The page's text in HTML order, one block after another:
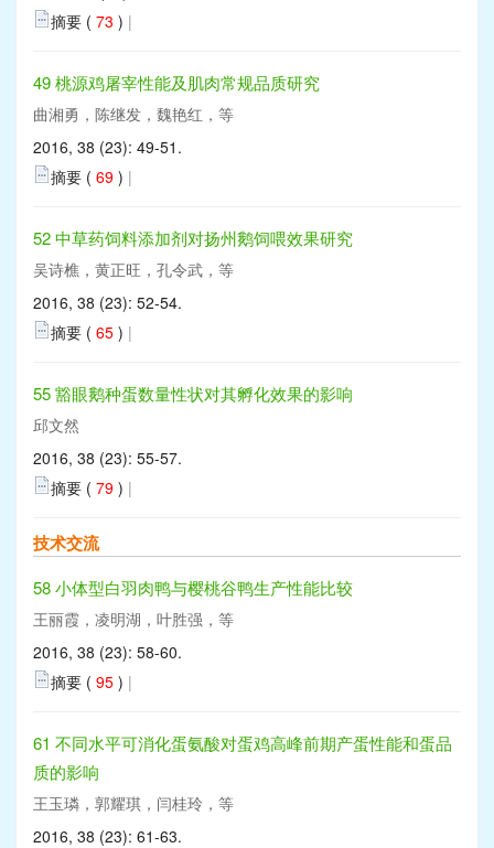
摘要 ( 73 ) |
49 桃源鸡屠宰性能及肌肉常规品质研究
曲湘勇，陈继发，魏艳红，等
2016, 38 (23): 49-51.
摘要 ( 69 ) |
52 中草药饲料添加剂对扬州鹅饲喂效果研究
吴诗樵，黄正旺，孔令武，等
2016, 38 (23): 52-54.
摘要 ( 65 ) |
55 豁眼鹅种蛋数量性状对其孵化效果的影响
邱文然
2016, 38 (23): 55-57.
摘要 ( 79 ) |
技术交流
58 小体型白羽肉鸭与樱桃谷鸭生产性能比较
王丽霞，凌明湖，叶胜强，等
2016, 38 (23): 58-60.
摘要 ( 95 ) |
61 不同水平可消化蛋氨酸对蛋鸡高峰前期产蛋性能和蛋品
质的影响
王玉璘，郭耀琪，闫桂玲，等
2016, 38 (23): 61-63.